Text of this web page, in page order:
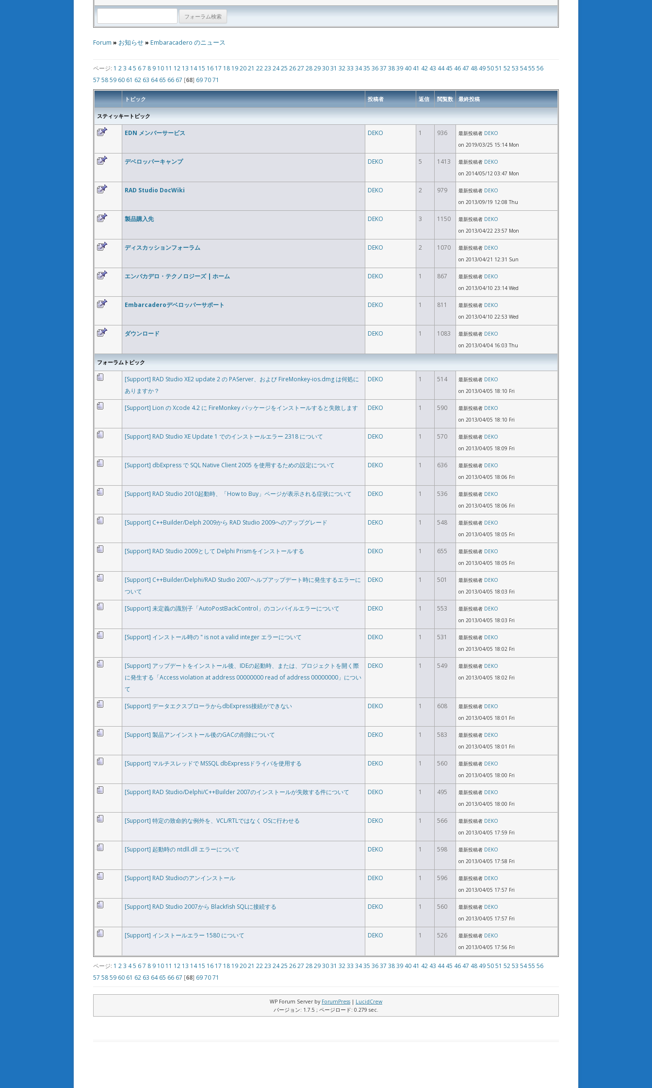
Forum » お知らせ» Embaracadero のニュース
ページ: 1 23 45 67 8 9 10 11 12 13 14 15 16 17 18 192021 2223 2425 2627 28293031 3233 3435 3637 3839 40 41 42 43 44 45 46 47 48 495051 5253 5455 56
57 5859 60 61 62 63 64 65 66 67 [68] 697071
トピック 投稿者 返信 閲覧数 最終投稿
スティッキートピック
EDN メンバーサービス DEKO 1 936 最新投稿者 DEKO
on 2019/03/25 15:14 Mon
デベロッパーキャンプ DEKO 5 1413 最新投稿者 DEKO
on 2014/05/12 03:47 Mon
RAD Studio DocWiki DEKO 2 979 最新投稿者 DEKO
on 2013/09/19 12:08 Thu
製品購入先 DEKO 3 1150 最新投稿者 DEKO
on 2013/04/22 23:57 Mon
ディスカッションフォーラム DEKO 2 1070 最新投稿者 DEKO
on 2013/04/21 12:31 Sun
エンバカデロ・テクノロジーズ | ホーム DEKO 1 867 最新投稿者 DEKO
on 2013/04/10 23:14 Wed
Embarcaderoデベロッパーサポート DEKO 1 811 最新投稿者 DEKO
on 2013/04/10 22:53 Wed
ダウンロード DEKO 1 1083 最新投稿者 DEKO
on 2013/04/04 16:03 Thu
フォーラムトピック
[Support] RAD Studio XE2 update 2 の PAServer、および FireMonkey-ios.dmg は何処に
ありますか？
DEKO 1 514 最新投稿者 DEKO
on 2013/04/05 18:10 Fri
[Support] Lion の Xcode 4.2 に FireMonkey パッケージをインストールすると失敗します DEKO 1 590 最新投稿者 DEKO
on 2013/04/05 18:10 Fri
[Support] RAD Studio XE Update 1 でのインストールエラー 2318 について DEKO 1 570 最新投稿者 DEKO
on 2013/04/05 18:09 Fri
[Support] dbExpress で SQL Native Client 2005 を使用するための設定について DEKO 1 636 最新投稿者 DEKO
on 2013/04/05 18:06 Fri
[Support] RAD Studio 2010起動時、「How to Buy」ページが表示される症状について DEKO 1 536 最新投稿者 DEKO
on 2013/04/05 18:06 Fri
[Support] C++Builder/Delph 2009から RAD Studio 2009へのアップグレード DEKO 1 548 最新投稿者 DEKO
on 2013/04/05 18:05 Fri
[Support] RAD Studio 2009として Delphi Prismをインストールする DEKO 1 655 最新投稿者 DEKO
on 2013/04/05 18:05 Fri
[Support] C++Builder/Delphi/RAD Studio 2007ヘルプアップデート時に発生するエラーに
ついて
DEKO 1 501 最新投稿者 DEKO
on 2013/04/05 18:03 Fri
[Support] 未定義の識別子「AutoPostBackControl」のコンパイルエラーについて DEKO 1 553 最新投稿者 DEKO
on 2013/04/05 18:03 Fri
[Support] インストール時の " is not a valid integer エラーについて DEKO 1 531 最新投稿者 DEKO
on 2013/04/05 18:02 Fri
[Support] アップデートをインストール後、IDEの起動時、または、プロジェクトを開く際
に発生する「Access violation at address 00000000 read of address 00000000」につい
て
DEKO 1 549 最新投稿者 DEKO
on 2013/04/05 18:02 Fri
[Support] データエクスプローラからdbExpress接続ができない DEKO 1 608 最新投稿者 DEKO
on 2013/04/05 18:01 Fri
[Support] 製品アンインストール後のGACの削除について DEKO 1 583 最新投稿者 DEKO
on 2013/04/05 18:01 Fri
[Support] マルチスレッドで MSSQL dbExpressドライバを使用する DEKO 1 560 最新投稿者 DEKO
on 2013/04/05 18:00 Fri
[Support] RAD Studio/Delphi/C++Builder 2007のインストールが失敗する件について DEKO 1 495 最新投稿者 DEKO
on 2013/04/05 18:00 Fri
[Support] 特定の致命的な例外を、VCL/RTLではなく OSに行わせる DEKO 1 566 最新投稿者 DEKO
on 2013/04/05 17:59 Fri
[Support] 起動時の ntdll.dll エラーについて DEKO 1 598 最新投稿者 DEKO
on 2013/04/05 17:58 Fri
[Support] RAD Studioのアンインストール DEKO 1 596 最新投稿者 DEKO
on 2013/04/05 17:57 Fri
[Support] RAD Studio 2007から Blackfish SQLに接続する DEKO 1 560 最新投稿者 DEKO
on 2013/04/05 17:57 Fri
[Support] インストールエラー 1580 について DEKO 1 526 最新投稿者 DEKO
on 2013/04/05 17:56 Fri
ページ: 1 23 45 67 8 9 10 11 12 13 14 15 16 17 18 192021 2223 2425 2627 28293031 3233 3435 3637 3839 40 41 42 43 44 45 46 47 48 495051 5253 5455 56
57 5859 60 61 62 63 64 65 66 67 [68] 697071
WP Forum Server by ForumPress | LucidCrew
バージョン: 1.7.5 ; ページロード: 0.279 sec.